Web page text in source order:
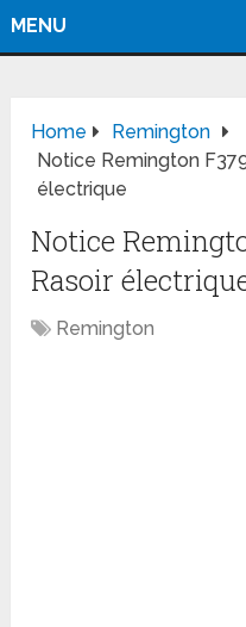
MENU
Home
Remington
Notice Remington
électrique
Notice
Rasoir
Remington